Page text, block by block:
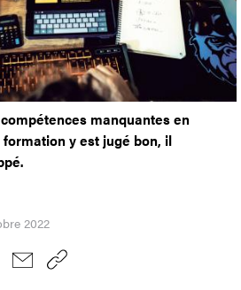
manquantes en
y est jugé bon, il
2022